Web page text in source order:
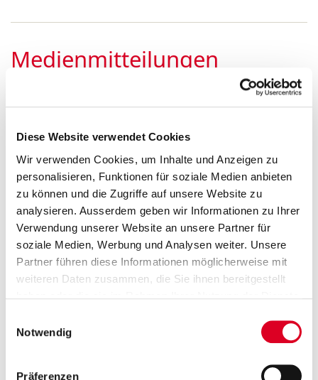
Diese Website verwendet Cookies
Wir verwenden Cookies, um Inhalte und Anzeigen zu
personalisieren, Funktionen für soziale Medien anbieten
zu können und die Zugriffe auf unsere Website zu
analysieren. Ausserdem geben wir Informationen zu Ihrer
Verwendung unserer Website an unsere Partner für
soziale Medien, Werbung und Analysen weiter. Unsere
Partner führen diese Informationen möglicherweise mit
weiteren Daten zusammen, die Sie ihnen bereitgestellt
Notwendig
Präferenzen
Medienmitteilungen
Neuigkeiten aus den Divisionen und dem
Konzern. Weiter finden Sie hier Ad-hoc-
Mitteilungen, Publikationen, Präsentationen und
Bilder. Medienmitteilung Medie...
Rechtliche Hinweise
folgenden rechtlichen Hinweisen nicht
nicht weiter zu benutzen. Diese Website wird von